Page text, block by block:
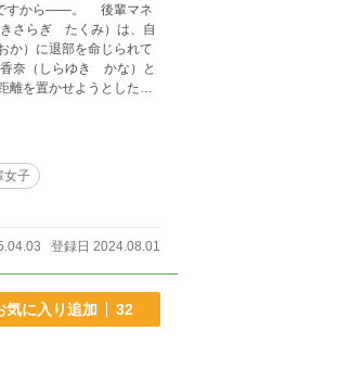
ですから——。 後輩マネ
か）に退部を命じられて
離を置かせようとしたの
げもあり、だんだんと
あんなことまですると思
女子
登録日 2024.08.01
気に入り追加 32